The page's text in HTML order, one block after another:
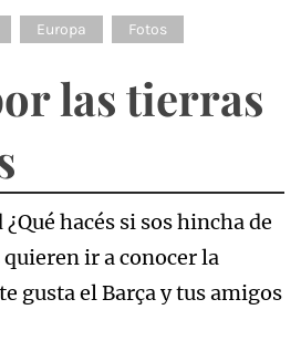
Europa Fotos
las tierras
hacés si sos hincha de
ir a conocer la
gusta el Barça y tus amigos